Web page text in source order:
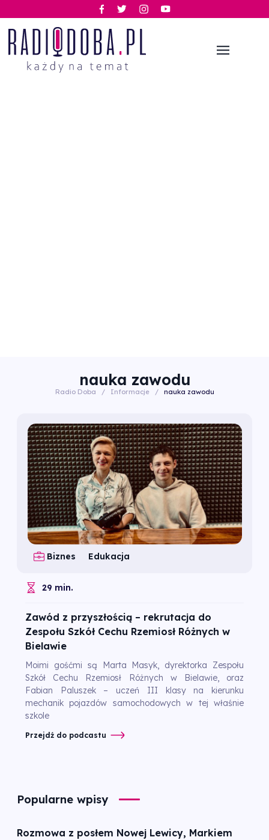
nauka zawodu
Radio Doba / Informacje / nauka zawodu
Biznes Edukacja
29 min.
Zawód z przyszłością – rekrutacja do
Zespołu Szkół Cechu Rzemiosł Różnych w
Bielawie
Moimi gośćmi są Marta Masyk, dyrektorka Zespołu
Szkół Cechu Rzemiosł Różnych w Bielawie, oraz
Fabian Paluszek – uczeń III klasy na kierunku
mechanik pojazdów samochodowych w tej właśnie
szkole
Przejdź do podcastu
Popularne wpisy
Rozmowa z posłem Nowej Lewicy, Markiem